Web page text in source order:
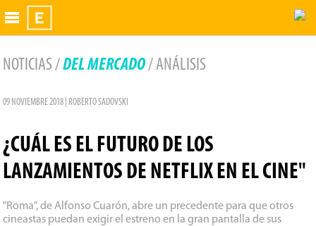
Exhibidor
NOTICIAS /DEL MERCADO/ ANÁLISIS
09 NOVIEMBRE 2018 | ROBERTO SADOVSKI
¿CUÁL ES EL FUTURO DE LOS
LANZAMIENTOS DE NETFLIX EN EL CINE"
"Roma", de Alfonso Cuarón, abre un precedente para que otros
cineastas puedan exigir el estreno en la gran pantalla de sus